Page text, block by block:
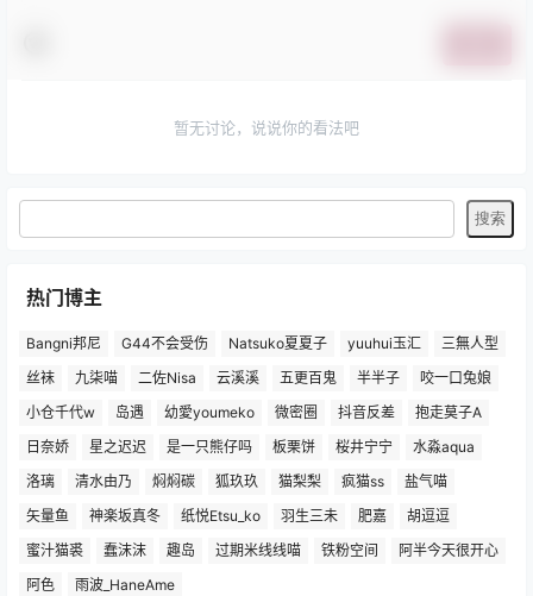
暂无讨论，说说你的看法吧
热门博主
Bangni邦尼 G44不会受伤 Natsuko夏夏子 yuuhui玉汇
三無人型
丝袜
九柒喵 二佐Nisa 云溪溪 五更百鬼 半半子
咬一口兔娘
小仓千代w
岛遇 幼愛youmeko 微密圈 抖音反差
抱走莫子A
日奈娇
星之迟迟 是一只熊仔吗 板栗饼 桜井宁宁
水淼aqua
洛璃
清水由乃 焖焖碳 狐玖玖 猫梨梨 疯猫ss
盐气喵
矢量鱼
神楽坂真冬 纸悦Etsu_ko 羽生三未 肥嘉
胡逗逗
蜜汁猫裘
蠢沫沫 趣岛 过期米线线喵 铁粉空间
阿半今天很开心
阿色
雨波_HaneAme